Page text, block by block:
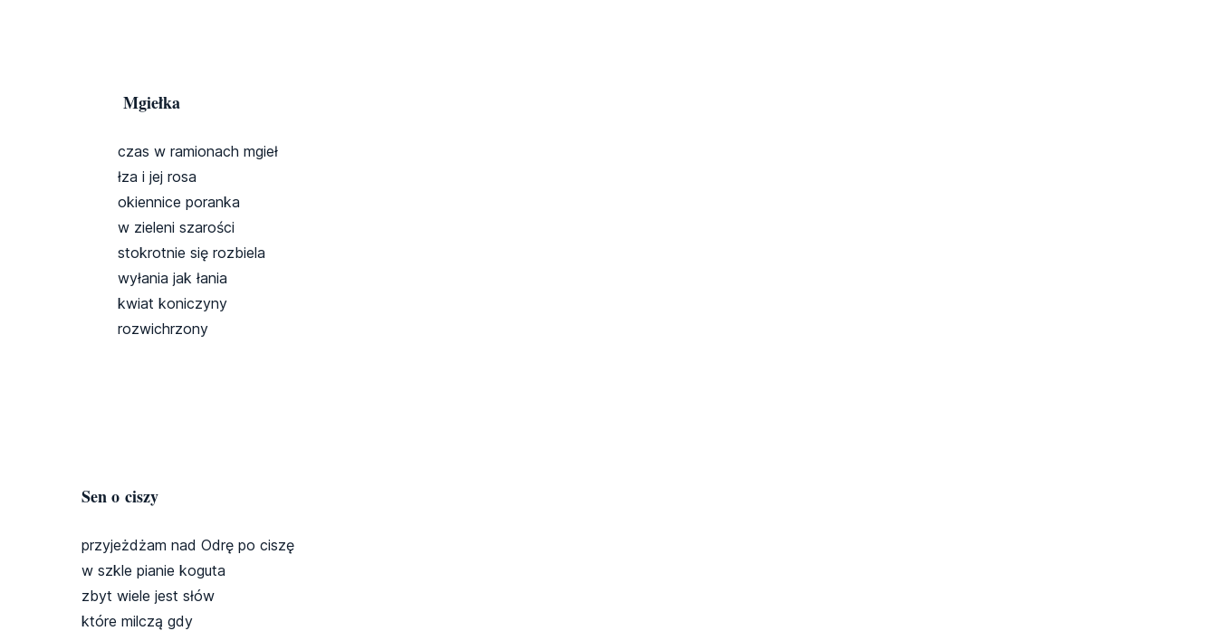
Mgiełka
czas w ramionach mgieł
łza i jej rosa
okiennice poranka
w zieleni szarości
stokrotnie się rozbiela
wyłania jak łania
kwiat koniczyny
rozwichrzony
Sen o ciszy
przyjeżdżam nad Odrę po ciszę
w szkle pianie koguta
zbyt wiele jest słów
które milczą gdy